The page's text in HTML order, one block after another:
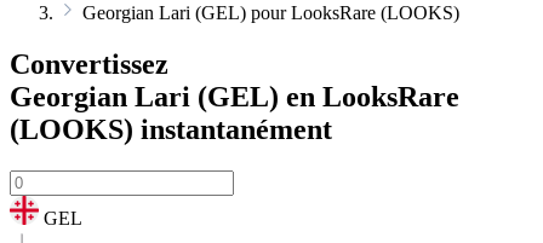
Georgian Lari (GEL) pour LooksRare (LOOKS)
Convertissez
Georgian Lari (GEL) en LooksRare
(LOOKS) instantanément
GEL